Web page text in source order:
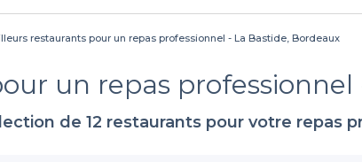
restaurants pour un repas professionnel - La Bastide, Bordeaux
un repas
de 12 restaurants pour votre repas